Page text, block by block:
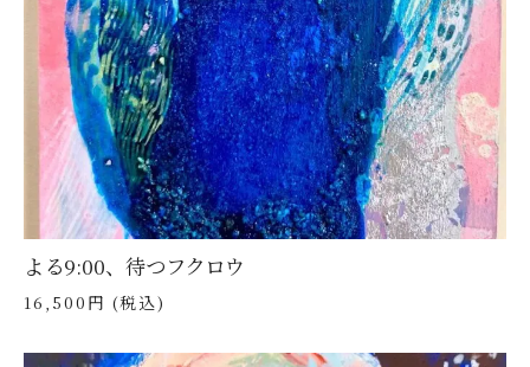
よる9:00、待つフクロウ
16,500円 (税込)